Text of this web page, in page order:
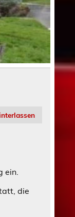
ein.
die